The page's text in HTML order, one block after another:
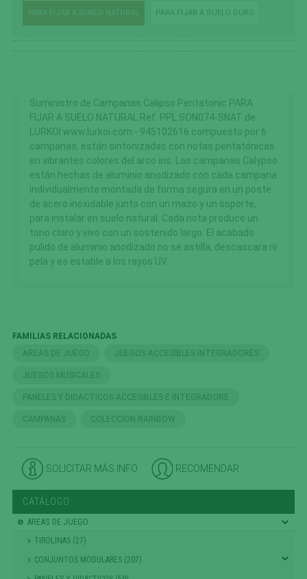
PARA FIJAR A SUELO NATURAL PARA FIJAR A SUELO DURO
Suministro de Campanas Calipso Pentatonic PARA
FIJAR A SUELO NATURAL Ref. PPL.SON074-SNAT de
LURKOI www.lurkoi.com - 945102616 compuesto por 6
campanas, están sintonizadas con notas pentatónicas
en vibrantes colores del arco iris. Las campanas Calypso
están hechas de aluminio anodizado con cada campana
individualmente montada de forma segura en un poste
de acero inoxidable junto con un mazo y un soporte,
para instalar en suelo natural. Cada nota produce un
tono claro y vivo con un sostenido largo. El acabado
pulido de aluminio anodizado no se astilla, descascara ni
pela y es estable a los rayos UV.
FAMILIAS RELACIONADAS
AREAS DE JUEGO
JUEGOS ACCESIBLES INTEGRADORES
JUEGOS MUSICALES
PANELES Y DIDACTICOS ACCESIBLES E INTEGRADORE
CAMPANAS COLECCION RAINBOW
SOLICITAR MÁS INFO RECOMENDAR
CATÁLOGO
AREAS DE JUEGO
TIROLINAS (27)
CONJUNTOS MODULARES (207)